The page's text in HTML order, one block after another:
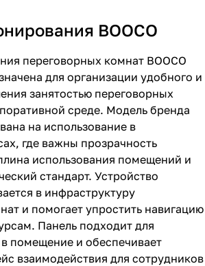
BOOCO
переговорных комнат BOOCO
для организации удобного и
занятостью переговорных
среде. Модель бренда
на использование в
где важны прозрачность
использования помещений и
стандарт. Устройство
в инфраструктуру
и помогает упростить навигацию
Панель подходит для
помещение и обеспечивает
взаимодействия для сотрудников